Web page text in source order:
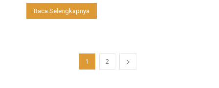
Baca Selengkapnya
1 2